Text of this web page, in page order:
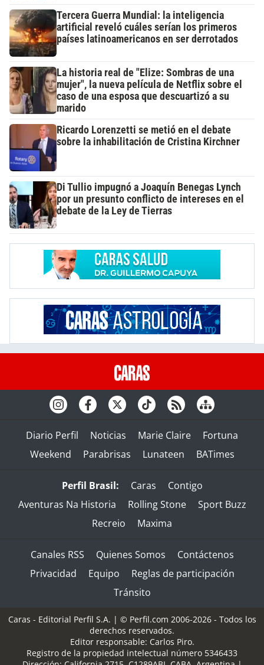
Tercera Guerra Mundial: la inteligencia
artificial reveló cuáles serían los primeros
países latinoamericanos en ser derrotados
La historia real de "Elize: Sombras de una
mujer", la nueva película de Netflix sobre el
caso de una esposa que descuartizó a su
marido
Ricardo Lorenzetti se metió en el debate
sobre la inhabilitación de Cristina Kirchner
Di Tullio impugnó a Joaquín Benegas Lynch
por un presunto conflicto de intereses en el
debate de la Ley de Tierras
Diario Perfil Noticias Marie Claire
Fortuna
Weekend
Parabrisas Lunateen BATimes
Perfil Brasil: Caras
Contigo
Aventuras Na Historia
Rolling Stone
Sport Buzz
Recreio
Maxima
Canales RSS Quienes Somos
Contáctenos
Privacidad
Equipo
Reglas de participación
Tránsito
Caras - Editorial Perfil S.A. | © Perfil.com 2006-2026 - Todos los
derechos reservados.
Editor responsable: Carlos Piro.
Registro de la propiedad intelectual número 5346433